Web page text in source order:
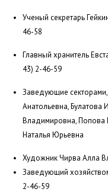
Ученый секретарь
46-58
Главный хранитель
43) 2-46-59
Заведующие
Анатольевна, Булатова
Владимировна, Попова
Наталья Юрьевна
Художник Чирва Алла
Заведующий
2-46-59